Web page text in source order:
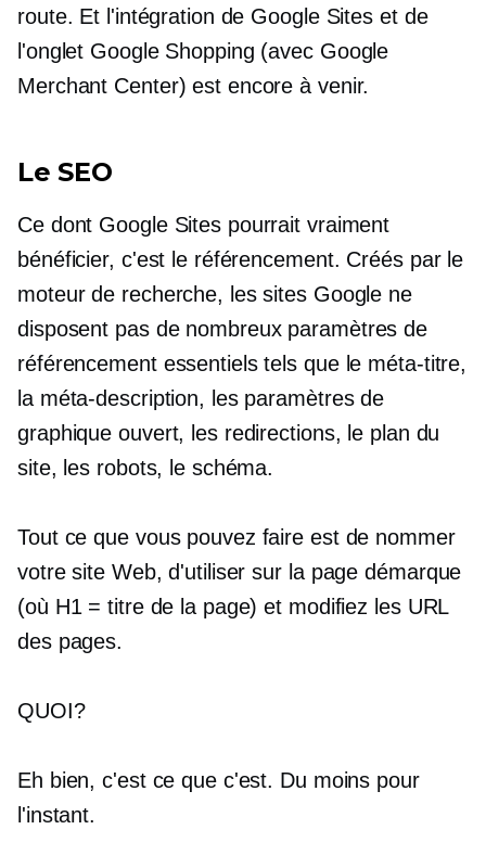
route. Et l'intégration de Google Sites et de
l'onglet Google Shopping (avec Google
Merchant Center) est encore à venir.
Le SEO
Ce dont Google Sites pourrait vraiment
bénéficier, c'est le référencement. Créés par le
moteur de recherche, les sites Google ne
disposent pas de nombreux paramètres de
référencement essentiels tels que le méta-titre,
la méta-description, les paramètres de
graphique ouvert, les redirections, le plan du
site, les robots, le schéma.
Tout ce que vous pouvez faire est de nommer
votre site Web, d'utilisersur la page démarque
(où H1 = titre de la page) et modifiez les URL
des pages.
QUOI?
Eh bien, c'est ce que c'est. Du moins pour
l'instant.